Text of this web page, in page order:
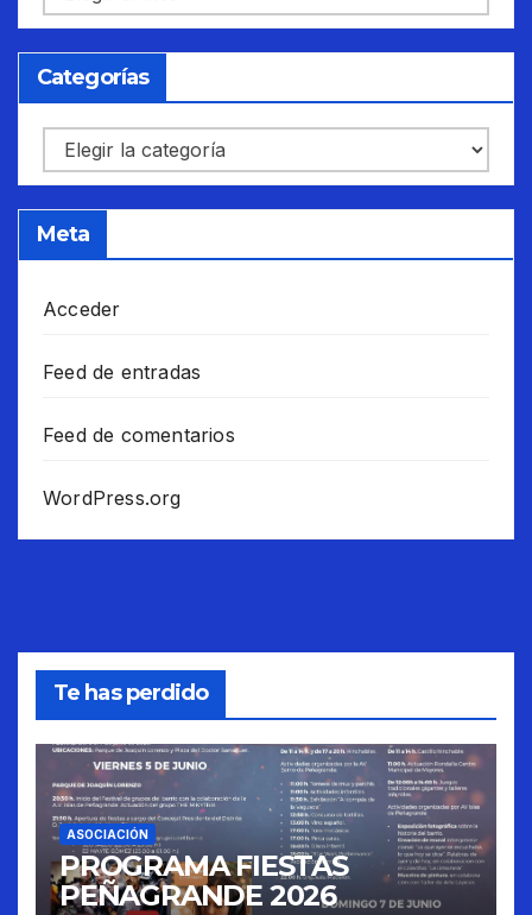
Categorías
Categorías
Meta
Acceder
Feed de entradas
Feed de comentarios
WordPress.org
Te has perdido
ASOCIACIÓN
PROGRAMA FIESTAS
PEÑAGRANDE 2026